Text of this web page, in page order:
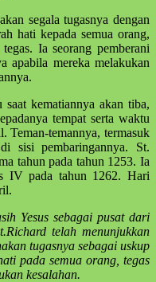
segala tugasnya dengan
hati kepada semua orang,
Ia seorang pemberani
apabila mereka melakukan
kematiannya akan tiba,
tempat serta waktu
Teman-temannya, termasuk
sisi pembaringannya. St.
tahun pada tahun 1253. Ia
IV pada tahun 1262. Hari
Yesus sebagai pusat dari
telah menunjukkan
tugasnya sebagai uskup
pada semua orang, tegas
kesalahan.